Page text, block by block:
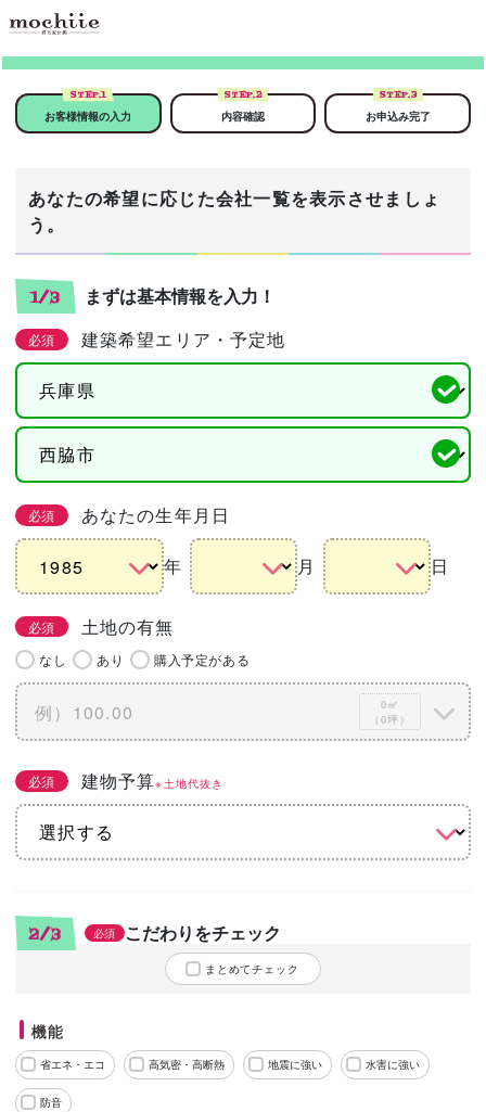
STEP.1
お客様情報の入力
STEP.2
内容確認
STEP.3
お申込み完了
あなたの希望に応じた会社一覧を表示させましょ
う。
1/3 まずは基本情報を入力！
必須 建築希望エリア・予定地
必須 あなたの生年月日
年 月 日
必須 土地の有無
なし あり 購入予定がある
0㎡
（0坪）
必須 建物予算※土地代抜き
2/3 必須 こだわりをチェック
まとめてチェック
機能
省エネ・エコ 高気密・高断熱 地震に強い 水害に強い
防音